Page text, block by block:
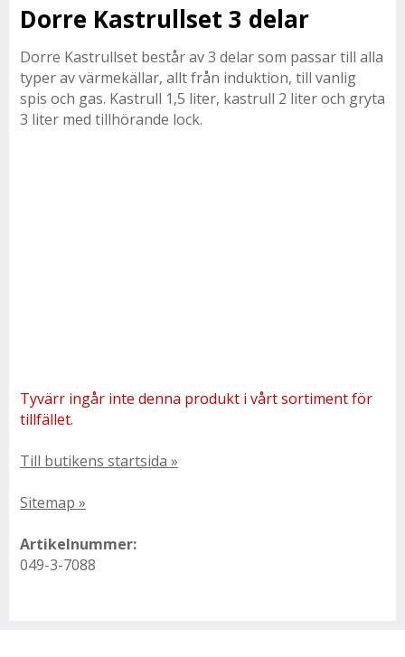
Dorre Kastrullset 3 delar
Dorre Kastrullset består av 3 delar som passar till alla
typer av värmekällar, allt från induktion, till vanlig
spis och gas. Kastrull 1,5 liter, kastrull 2 liter och gryta
3 liter med tillhörande lock.
Tyvärr ingår inte denna produkt i vårt sortiment för
tillfället.
Till butikens startsida »
Sitemap »
Artikelnummer:
049-3-7088